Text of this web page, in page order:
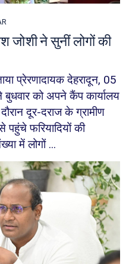
जोशी ने सुनीं लोगों की
प्रेरणादायक देहरादून, 05
को अपने कैंप कार्यालय
दूर-दराज के ग्रामीण
पहुंचे फरियादियों की
में लोगों ...